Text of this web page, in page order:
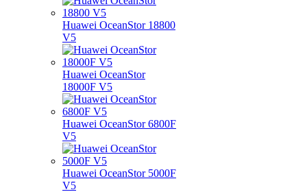
Huawei OceanStor 18800
V5
Huawei OceanStor
18000F V5
Huawei OceanStor 6800F
V5
Huawei OceanStor 5000F
V5